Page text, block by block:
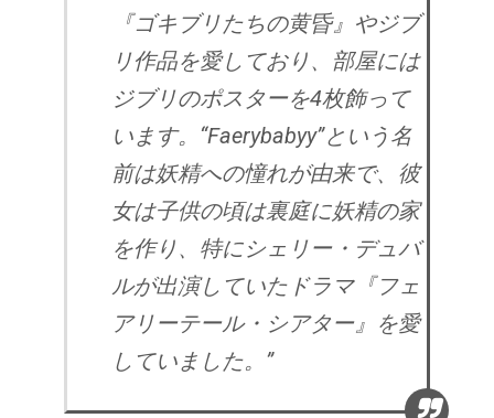
『ゴキブリたちの黄昏』やジブ
リ作品を愛しており、部屋には
ジブリのポスターを4枚飾って
います。“Faerybabyy”という名
前は妖精への憧れが由来で、彼
女は子供の頃は裏庭に妖精の家
を作り、特にシェリー・デュバ
ルが出演していたドラマ『フェ
アリーテール・シアター』を愛
していました。”